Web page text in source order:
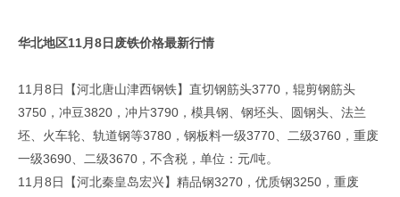
华北地区11月8日废铁价格最新行情
11月8日【河北唐山津西钢铁】直切钢筋头3770，辊剪钢筋头
3750，冲豆3820，冲片3790，模具钢、钢坯头、圆钢头、法兰
坯、火车轮、轨道钢等3780，钢板料一级3770、二级3760，重废
一级3690、二级3670，不含税，单位：元/吨。
11月8日【河北秦皇岛宏兴】精品钢3270，优质钢3250，重废